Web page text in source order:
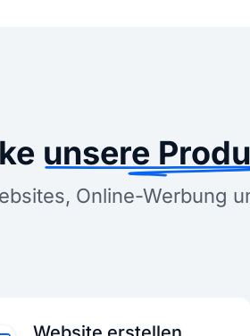
unsere
Online-Werbung